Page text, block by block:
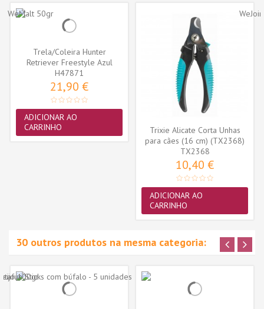
Trela/Coleira Hunter
Retriever Freestyle Azul
Petroleo...
H47871
21,90 €
ADICIONAR AO
CARRINHO
Trixie Alicate Corta Unhas
para cães (16 cm) (TX2368)
TX2368
10,40 €
ADICIONAR AO
CARRINHO
30 outros produtos na mesma categoria: